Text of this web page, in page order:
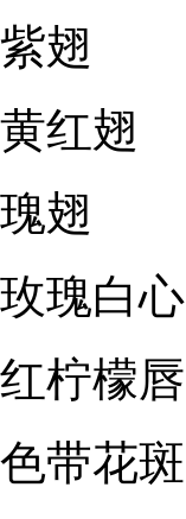
翅
红翅
翅
瑰白心
柠檬唇
带花斑